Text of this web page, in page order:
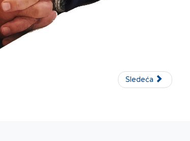
Sledeća